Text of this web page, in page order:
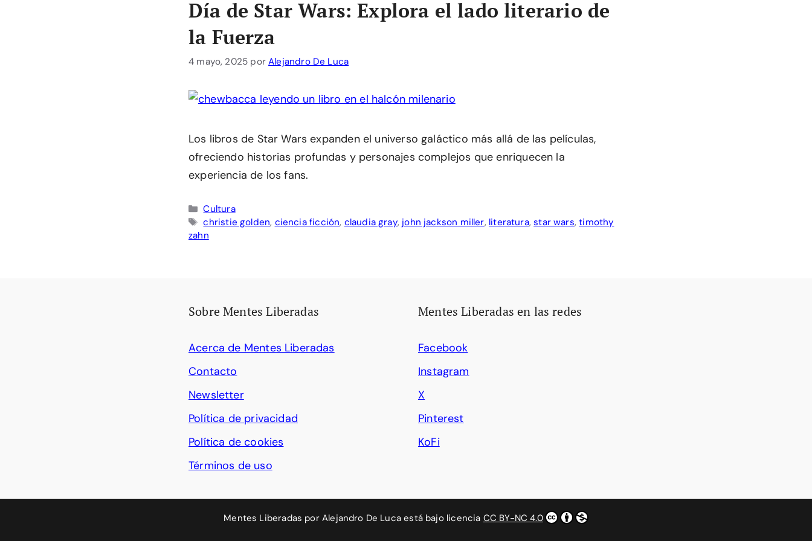
Día de Star Wars: Explora el lado literario de
la Fuerza
4 mayo, 2025 porAlejandro De Luca
Los libros de Star Wars expanden el universo galáctico más allá de las películas,
ofreciendo historias profundas y personajes complejos que enriquecen la
experiencia de los fans.
Categorías
Cultura
Etiquetas
christie golden, ciencia ficción, claudia gray, john jackson miller, literatura,star wars,timothy
zahn
Sobre Mentes Liberadas
Acerca de Mentes Liberadas
Contacto
Newsletter
Política de privacidad
Política de cookies
Términos de uso
Mentes Liberadas en las redes
Facebook
Instagram
X
Pinterest
KoFi
Mentes Liberadas por Alejandro De Luca está bajo licencia CC BY-NC 4.0